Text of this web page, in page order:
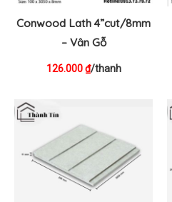
Conwood Lath 4”cut/8mm
– Vân Gỗ
126.000₫/thanh